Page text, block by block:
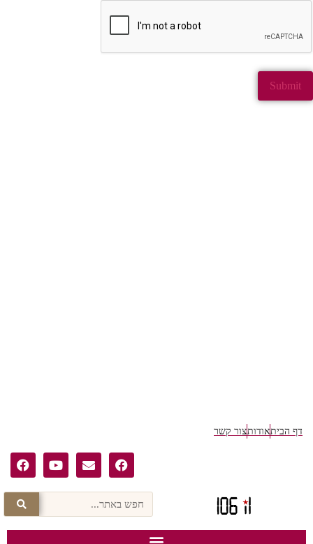
דף הביתאודותצור קשר